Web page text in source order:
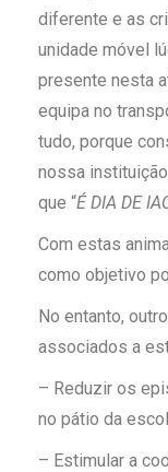
diferente e as
unidade móvel
presente nesta
equipa no
tudo, porque
nossa
que “É DIA DE
Com estas
como objetivo
No entanto,
associados a
– Reduzir os
no pátio da
– Estimular a